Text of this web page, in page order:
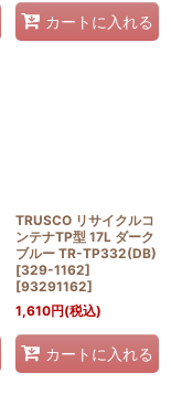
カートに入れる
TRUSCO リサイクルコ
ンテナTP型 17L ダーク
ブルー TR-TP332(DB)
[329-1162]
[93291162]
1,610円(税込)
カートに入れる